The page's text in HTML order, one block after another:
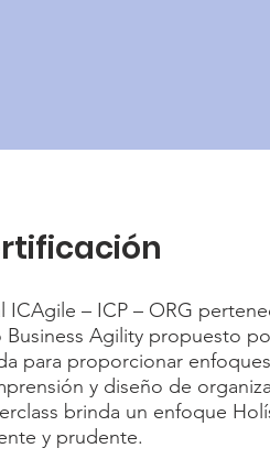
ICAgile – ICP – ORG
Agility propuesto
para proporcionar
y diseño de
brinda un enfoque
y prudente.